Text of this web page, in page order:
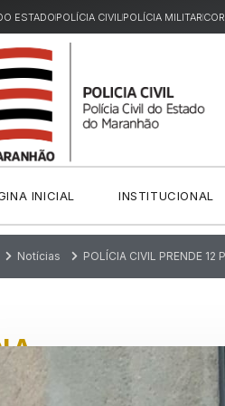
ESTADOPOLÍCIA CIVILPOLÍCIA MILITAR
INICIAL INSTITUCIONAL
Notícias POLÍCIA CIVIL PRENDE 12